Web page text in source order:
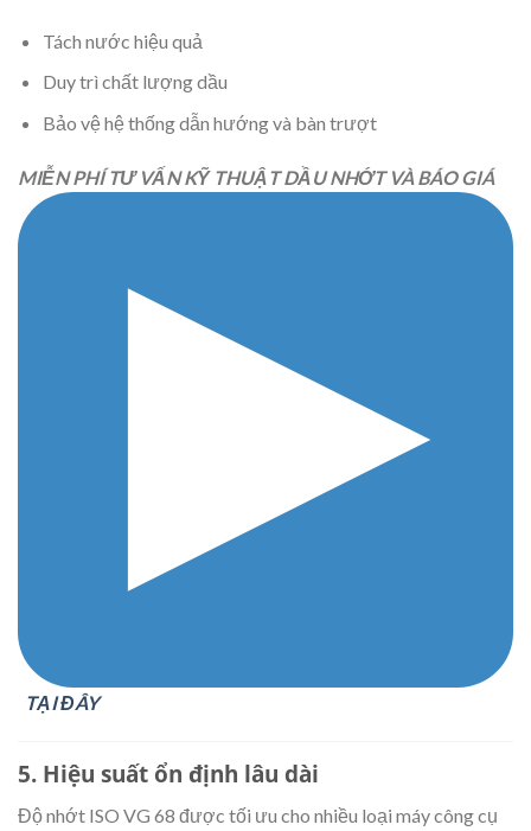
Tách nước hiệu quả
Duy trì chất lượng dầu
Bảo vệ hệ thống dẫn hướng và bàn trượt
MIỄN PHÍ TƯ VẤN KỸ THUẬT DẦU NHỚT VÀ BÁO GIÁ
TẠI ĐÂY
5. Hiệu suất ổn định lâu dài
Độ nhớt ISO VG 68 được tối ưu cho nhiều loại máy công cụ